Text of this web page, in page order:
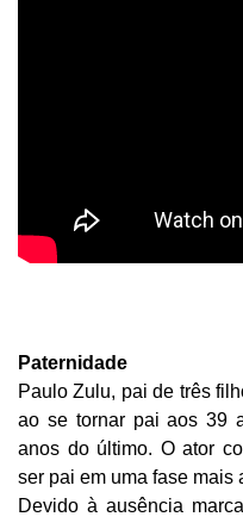
Paternidade
Paulo Zulu, pai de três
ao se tornar pai aos 39
anos do último. O ator
ser pai em uma fase mais
Devido à ausência